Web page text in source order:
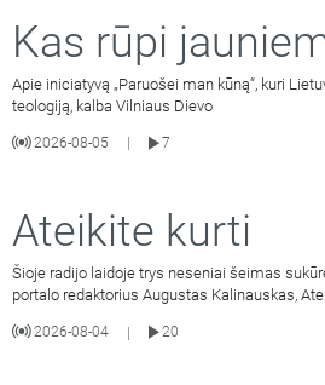
Kas rūpi
Apie iniciatyvą „Paruošei man kūną“, kuri
teologiją, kalba Vilniaus Dievo
2026-08-05
7
Ateikite kurti
Šioje radijo laidoje trys neseniai šeimas
portalo redaktorius Augustas Kalinauskas,
2026-08-04 |
20